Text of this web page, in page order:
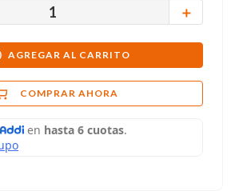
＋
AGREGAR AL CARRITO
COMPRAR AHORA